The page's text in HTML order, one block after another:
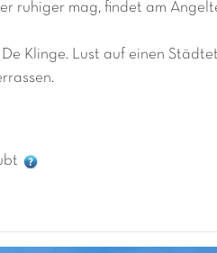
ruhiger mag, findet am
Klinge. Lust auf einen